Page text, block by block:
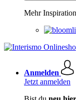
Mehr Inspiration
Anmelden
Jetzt anmelden